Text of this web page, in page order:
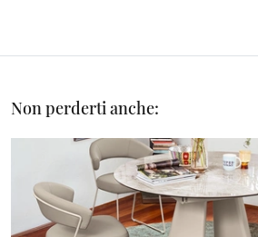
Non perderti anche: